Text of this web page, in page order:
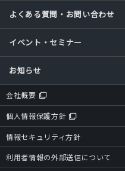
よくある質問・お問い合わせ
イベント・セミナー
お知らせ
会社概要
個人情報保護方針
情報セキュリティ方針
利用者情報の外部送信について